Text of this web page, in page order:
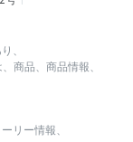
、
商品、商品情報、
リー情報、